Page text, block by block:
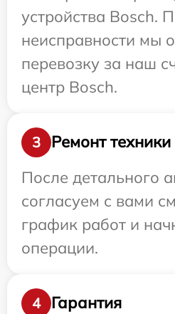
устройства Bosch.
неисправности мы
перевозку за наш
центр Bosch.
3
Ремонт техники
После детального
согласуем с вами
график работ и
операции.
4
Гарантия